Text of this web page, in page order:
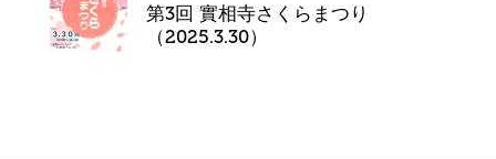
第3回 實相寺さくらまつり
（2025.3.30）